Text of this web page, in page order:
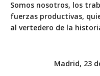
Somos nosotros, los
fuerzas productivas,
al vertedero de la
Madrid, 23